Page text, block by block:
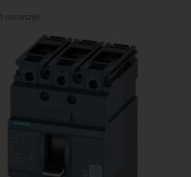
recenzije